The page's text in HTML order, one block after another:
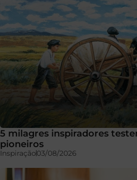
5 milagres inspiradores
pioneiros
Inspiração03/08/2026